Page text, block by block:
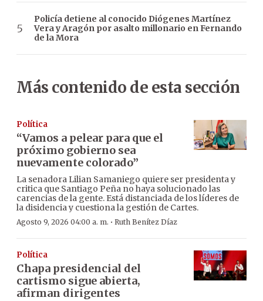
Policía detiene al conocido Diógenes Martínez
Vera y Aragón por asalto millonario en Fernando
de la Mora
Más contenido de esta sección
Política
“Vamos a pelear para que el
próximo gobierno sea
nuevamente colorado”
La senadora Lilian Samaniego quiere ser presidenta y
critica que Santiago Peña no haya solucionado las
carencias de la gente. Está distanciada de los líderes de
la disidencia y cuestiona la gestión de Cartes.
Agosto 9, 2026 04:00 a. m. · Ruth Benítez Díaz
Política
Chapa presidencial del
cartismo sigue abierta,
afirman dirigentes